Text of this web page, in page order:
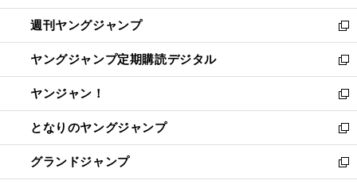
開
く
ウ
で
開
く
ン
ド
ウ
で
開
く
ウ
ィ
ン
ド
ウ
で
開
く
週刊ヤングジャンプ
新
し
い
ウ
ィ
ン
ド
ウ
で
開
ヤングジャンプ定期購読デジタル
新
し
い
ウ
ィ
ン
ド
ウ
ヤンジャン！
新
し
い
ウ
ィ
ン
となりのヤングジャンプ
新
し
い
ウ
グランドジャンプ
新
し